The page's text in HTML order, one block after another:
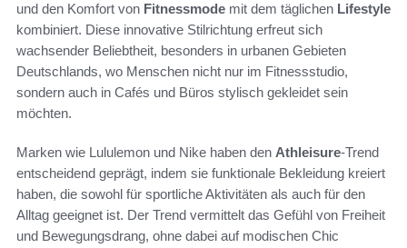
und den Komfort von Fitnessmode mit dem täglichen Lifestyle
kombiniert. Diese innovative Stilrichtung erfreut sich
wachsender Beliebtheit, besonders in urbanen Gebieten
Deutschlands, wo Menschen nicht nur im Fitnessstudio,
sondern auch in Cafés und Büros stylisch gekleidet sein
möchten.
Marken wie Lululemon und Nike haben den Athleisure-Trend
entscheidend geprägt, indem sie funktionale Bekleidung kreiert
haben, die sowohl für sportliche Aktivitäten als auch für den
Alltag geeignet ist. Der Trend vermittelt das Gefühl von Freiheit
und Bewegungsdrang, ohne dabei auf modischen Chic